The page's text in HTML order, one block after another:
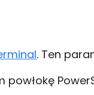
. Ten